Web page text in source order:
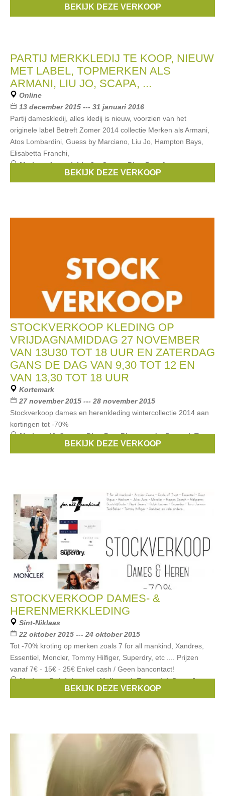
BEKIJK DEZE VERKOOP
PARTIJ MERKKLEDIJ TE KOOP, NIEUW
MET LABEL, TOPMERKEN ALS
ARMANI, LIU JO, SCAPA, ...
Online
13 december 2015 --- 31 januari 2016
Partij dameskledij, alles kledij is nieuw, voorzien van het
originele label Betreft Zomer 2014 collectie Merken als Armani,
Atos Lombardini, Guess by Marciano, Liu Jo, Hampton Bays,
Elisabetta Franchi,
Merken:Armani,Liu Jo,Scapa,Blue Bay,Atos
BEKIJK DEZE VERKOOP
STOCKVERKOOP KLEDING OP
VRIJDAGNAMIDDAG 27 NOVEMBER
VAN 13U30 TOT 18 UUR EN ZATERDAG
GANS DE DAG VAN 9,30 TOT 12 EN
VAN 13,30 TOT 18 UUR
Kortemark
27 november 2015 --- 28 november 2015
Stockverkoop dames en herenkleding wintercollectie 2014 aan
kortingen tot -70%
Merken:McGregor,Blue Bay,Riverwoods,Bugatti,Terre
BEKIJK DEZE VERKOOP
STOCKVERKOOP DAMES- &
HERENMERKKLEDING
Sint-Niklaas
22 oktober 2015 --- 24 oktober 2015
Tot -70% kroting op merken zoals 7 for all mankind, Xandres,
Essentiel, Moncler, Tommy Hilfiger, Superdry, etc .... Prijzen
vanaf 7€ - 15€ - 25€ Enkel cash / Geen bancontact!
Merken:Ralph Lauren,Maliparmi,Essentiel,Pepe Jeans,
BEKIJK DEZE VERKOOP